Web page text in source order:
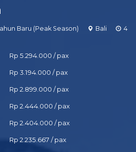
Baru (Peak Season) Bali
4
Rp 5.294.000 / pax
Rp 3.194.000 / pax
Rp 2.899.000 / pax
Rp 2.444.000 / pax
Rp 2.404.000 / pax
Rp 2.235.667 / pax